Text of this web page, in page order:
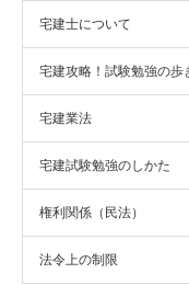
宅建士について
宅建攻略！試験勉強の歩
宅建業法
宅建試験勉強のしかた
権利関係（民法）
法令上の制限